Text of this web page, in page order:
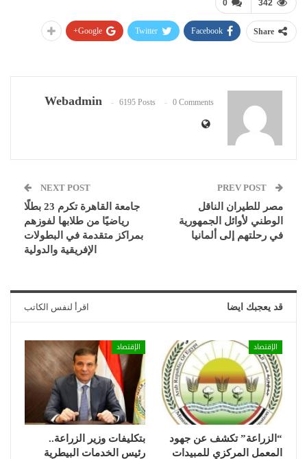
0 342
Share
Facebook
Twitter
Google+
Webadmin 6195 Posts 0 Comments
مصر للطيران الناقل
الوطني لأوائل الجمهورية
في رحلتهم إلى ألمانيا
NEXT POST
جامعة القاهرة تكرم 23 بطلًا
رياضيًا من طلابها لفوزهم
بمراكز متقدمة في البطولات
الإفريقية والدولية
قد يعجبك ايضا اقرأ لنفس الكاتب
الإقتصاد
“الزراعة” تكشف عن جهود
المعمل المركزي للمبيدات
الإقتصاد
بتكليفات وزير الزراعة..
رئيس الخدمات البيطرية